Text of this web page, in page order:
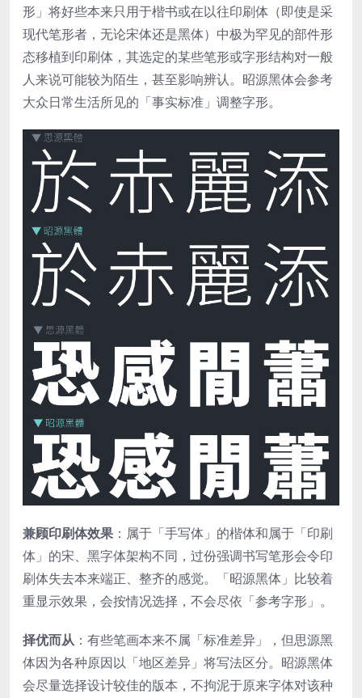
形」将好些本来只用于楷书或在以往印刷体（即使是采
现代笔形者，无论宋体还是黑体）中极为罕见的部件形
态移植到印刷体，其选定的某些笔形或字形结构对一般
人来说可能较为陌生，甚至影响辨认。昭源黑体会参考
大众日常生活所见的「事实标准」调整字形。
兼顾印刷体效果 ：属于「手写体」的楷体和属于「印刷
体」的宋、黑字体架构不同，过份强调书写笔形会令印
刷体失去本来端正、整齐的感觉。「昭源黑体」比较着
重显示效果，会按情况选择，不会尽依「参考字形」。
择优而从 ：有些笔画本来不属「标准差异」，但思源黑
体因为各种原因以「地区差异」将写法区分。昭源黑体
会尽量选择设计较佳的版本，不拘泥于原来字体对该种